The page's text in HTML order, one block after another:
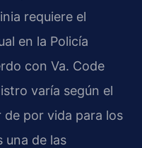
requiere el
en la Policía
con Va. Code
varía según el
de por vida para los
una de las